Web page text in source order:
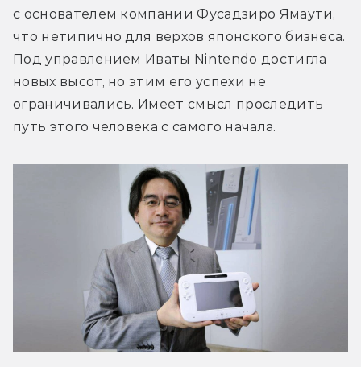
с основателем компании Фусадзиро Ямаути,
что нетипично для верхов японского бизнеса.
Под управлением Иваты Nintendo достигла
новых высот, но этим его успехи не
ограничивались. Имеет смысл проследить
путь этого человека с самого начала.